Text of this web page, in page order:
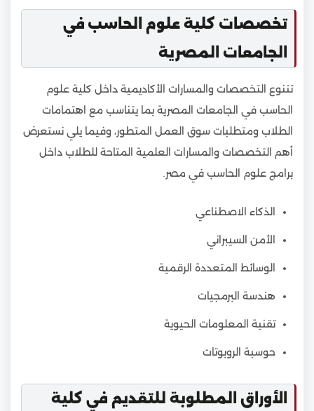
تخصصات كلية علوم الحاسب في
الجامعات المصرية
تتنوع التخصصات والمسارات الأكاديمية داخل كلية علوم
الحاسب في الجامعات المصرية بما يتناسب مع اهتمامات
الطلاب ومتطلبات سوق العمل المتطور، وفيما يلي نستعرض
أهم التخصصات والمسارات العلمية المتاحة للطلاب داخل
برامج علوم الحاسب في مصر.
الذكاء الاصطناعي
الأمن السيبراني
الوسائط المتعددة الرقمية
هندسة البرمجيات
تقنية المعلومات الحيوية
حوسبة الروبوتات
الأوراق المطلوبة للتقديم في كلية